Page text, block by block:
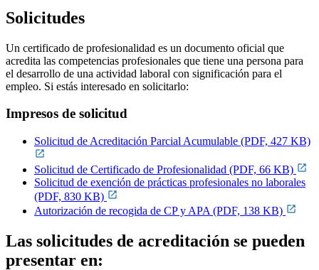
Solicitudes
Un certificado de profesionalidad es un documento oficial que
acredita las competencias profesionales que tiene una persona para
el desarrollo de una actividad laboral con significación para el
empleo. Si estás interesado en solicitarlo:
Impresos de solicitud
Solicitud de Acreditación Parcial Acumulable (PDF, 427 KB)
Solicitud de Certificado de Profesionalidad (PDF, 66 KB)
Solicitud de exención de prácticas profesionales no laborales
(PDF, 830 KB)
Autorización de recogida de CP y APA (PDF, 138 KB)
Las solicitudes de acreditación se pueden
presentar en: